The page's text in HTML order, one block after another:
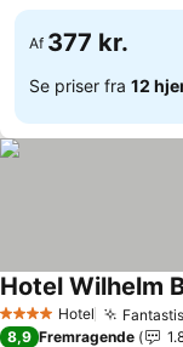
Af 377 kr.
Se priser fra 12
4 StjernerHotel
Hotel Wilhelm
8,9 Fremragende